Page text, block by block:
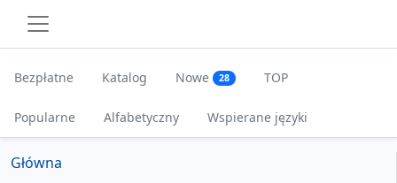
Bezpłatne Katalog Nowe 28 TOP
Popularne Alfabetyczny Wspierane języki
Główna